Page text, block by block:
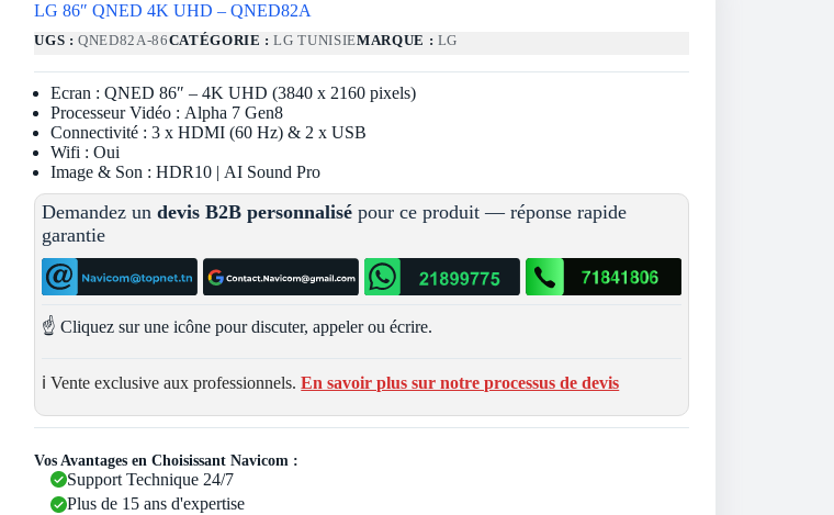
LG 86″ QNED 4K UHD – QNED82A
UGS :QNED82A-86CATÉGORIE :LG TUNISIEMARQUE : LG
Ecran : QNED 86″ – 4K UHD (3840 x 2160 pixels)
Processeur Vidéo : Alpha 7 Gen8
Connectivité : 3 x HDMI (60 Hz) & 2 x USB
Wifi : Oui
Image & Son : HDR10 | AI Sound Pro
Demandez undevis B2B personnalisé pour ce produit — réponse rapide
garantie
☝️ Cliquez sur une icône pour discuter, appeler ou écrire.
ℹ️ Vente exclusive aux professionnels.En savoir plus sur notre processus de devis
Vos Avantages en Choisissant Navicom :
Support Technique 24/7
Plus de 15 ans d'expertise